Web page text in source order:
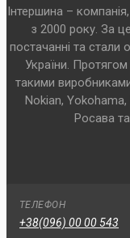
Інтершина –
з 2000 року. За
постачанні та стали
України. Протягом
такими
Nokian,
Росава
ТЕЛЕФОН
+38(096) 00 00 543